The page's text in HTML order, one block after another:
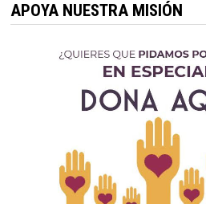
APOYA NUESTRA MISIÓN